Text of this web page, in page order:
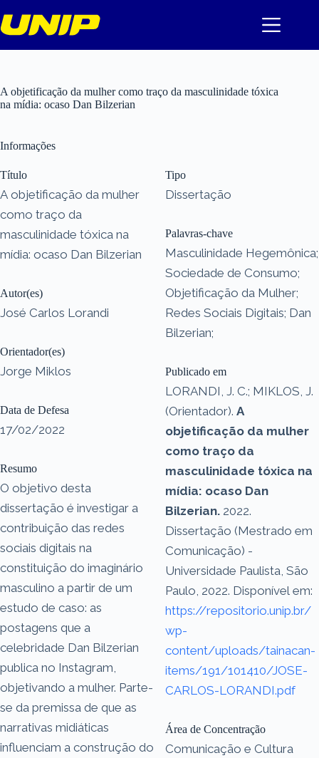
para
o
A objetificação da mulher como traço da masculinidade tóxica
na mídia: ocaso Dan Bilzerian
Informações
Título
A objetificação da mulher
como traço da
masculinidade tóxica na
mídia: ocaso Dan Bilzerian
Autor(es)
José Carlos Lorandi
Orientador(es)
Jorge Miklos
Data de Defesa
17/02/2022
Resumo
O objetivo desta
dissertação é investigar a
contribuição das redes
sociais digitais na
constituição do imaginário
masculino a partir de um
estudo de caso: as
postagens que a
celebridade Dan Bilzerian
publica no Instagram,
objetivando a mulher. Parte-
se da premissa de que as
narrativas midiáticas
influenciam a construção do
Tipo
Dissertação
Palavras-chave
Masculinidade Hegemônica;
Sociedade de Consumo;
Objetificação da Mulher;
Redes Sociais Digitais; Dan
Bilzerian;
Publicado em
LORANDI, J. C.; MIKLOS, J.
(Orientador). A
objetificação da mulher
como traço da
masculinidade tóxica na
mídia: ocaso Dan
Bilzerian. 2022.
Dissertação (Mestrado em
Comunicação) -
Universidade Paulista, São
Paulo, 2022. Disponível em:
https://repositorio.unip.br/
wp-
content/uploads/tainacan-
items/191/101410/JOSE-
CARLOS-LORANDI.pdf
Área de Concentração
Comunicação e Cultura